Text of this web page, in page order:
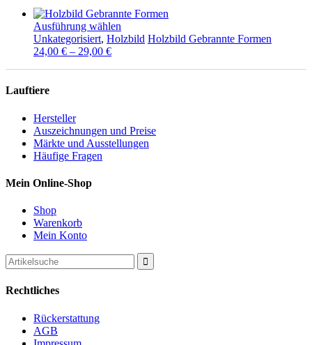
Ausführung wählen
Dieses
Produkt
Varianten
Die
Optionen
können
auf
der
Produktseite
gewählt
Unkategorisiert, Holzbild Holzbild Gebrannte Formen
24,00 € – 29,00 €
Lauftiere
Hersteller
Auszeichnungen und Preise
Märkte und Ausstellungen
Häufige Fragen
Mein Online-Shop
Shop
Warenkorb
Mein Konto
Search
for:
Rechtliches
Rückerstattung
AGB